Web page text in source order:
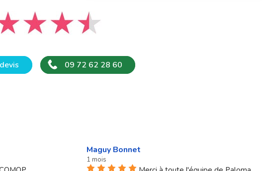
09 72 62 28 60
Maguy Bonnet
1 mois